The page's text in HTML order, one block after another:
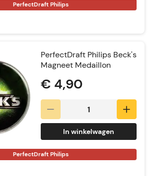
PerfectDraft Philips
PerfectDraft Philips Beck's
Magneet Medaillon
€ 4,90
In winkelwagen
PerfectDraft Philips